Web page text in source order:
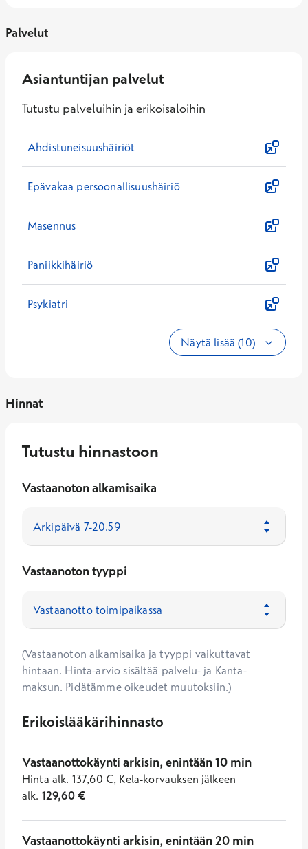
Palvelut
Asiantuntijan palvelut
Tutustu palveluihin ja erikoisaloihin
Ahdistuneisuushäiriöt
Epävakaa persoonallisuushäiriö
Masennus
Paniikkihäiriö
Psykiatri
Näytä lisää (10)
Hinnat
Tutustu hinnastoon
Vastaanoton alkamisaika
Vastaanoton tyyppi
(Vastaanoton alkamisaika ja tyyppi vaikuttavat
hintaan. Hinta-arvio sisältää palvelu- ja Kanta-
maksun. Pidätämme oikeudet muutoksiin.)
Erikoislääkärihinnasto
Vastaanottokäynti arkisin, enintään 10 min
Hinta alk. 137,60 €, Kela-korvauksen jälkeen
alk. 129,60€
Vastaanottokäynti arkisin, enintään 20 min